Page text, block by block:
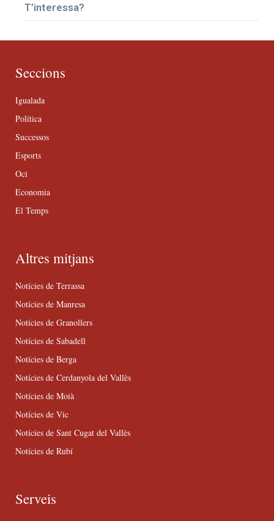
T’interessa?
Seccions
Igualada
Política
Successos
Esports
Oci
Economia
El Temps
Altres mitjans
Notícies de Terrassa
Notícies de Manresa
Notícies de Granollers
Notícies de Sabadell
Notícies de Berga
Notícies de Cerdanyola del Vallès
Notícies de Moià
Notícies de Vic
Notícies de Sant Cugat del Vallès
Notícies de Rubí
Serveis